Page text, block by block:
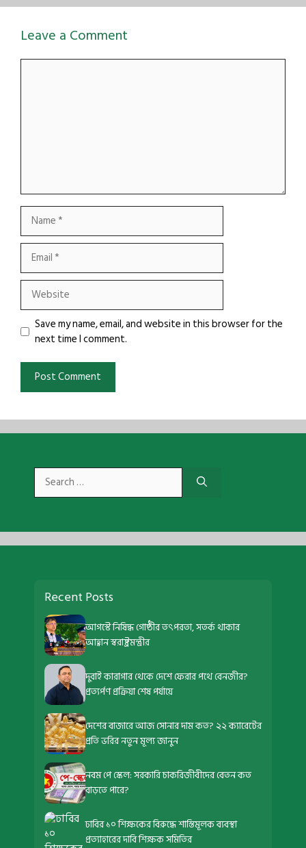
Leave a Comment
Comment
Name
Email
Website
Save my name, email, and website in this browser for the
next time I comment.
Search
for:
Recent Posts
আগস্টে নিষিদ্ধ গোষ্ঠীর তৎপরতা, সতর্ক থাকার
আহ্বান স্বরাষ্ট্রমন্ত্রীর
দুবাই কারাগার থেকে দেশে ফেরার পথে বেনজীর?
প্রত্যর্পণ প্রক্রিয়া শেষ পর্যায়ে
দেশের বাজারে আজ সোনার দাম কত? ২২ ক্যারেটের
প্রতি ভরির নতুন মূল্য জানুন
নবম পে স্কেল: সরকারি চাকরিজীবীদের বেতন কত
বাড়তে পারে?
ঢাবির ১০ শিক্ষকের বিরুদ্ধে শাস্তিমূলক ব্যবস্থা
প্রত্যাহারের দাবি শিক্ষক সমিতির